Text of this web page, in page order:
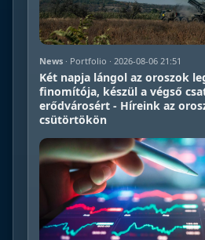
News · Portfolio · 2026-08-06 21:51
Két napja lángol az oroszok
finomítója, készül a végső
erődvárosért - Híreink az
csütörtökön